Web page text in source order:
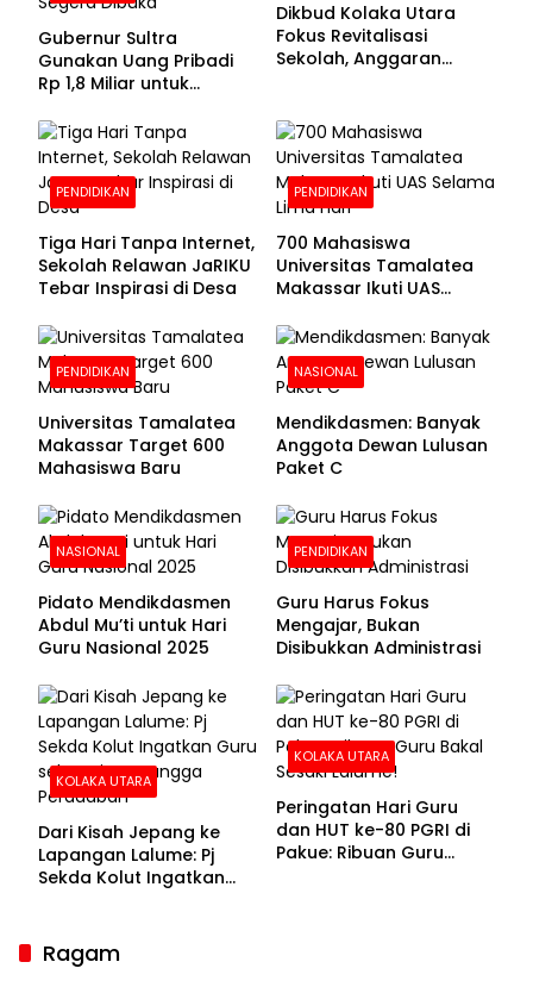
Gubernur Sultra
Gunakan Uang Pribadi
Rp 1,8 Miliar untuk
Pendaftaran Segera
Dibuka
Dikbud Kolaka Utara
Fokus Revitalisasi
Sekolah, Anggaran
PENDIDIKAN
Tiga Hari Tanpa Internet,
Sekolah Relawan JaRIKU
Tebar Inspirasi di Desa
PENDIDIKAN
700 Mahasiswa
Universitas Tamalatea
Makassar Ikuti UAS
PENDIDIKAN
Universitas Tamalatea
Makassar Target 600
Mahasiswa Baru
NASIONAL
Mendikdasmen: Banyak
Anggota Dewan Lulusan
Paket C
NASIONAL
Pidato Mendikdasmen
Abdul Mu’ti untuk Hari
Guru Nasional 2025
PENDIDIKAN
Guru Harus Fokus
Mengajar, Bukan
Disibukkan Administrasi
KOLAKA UTARA
Dari Kisah Jepang ke
Lapangan Lalume: Pj
Sekda Kolut Ingatkan
KOLAKA UTARA
Peringatan Hari Guru
dan HUT ke-80 PGRI di
Pakue: Ribuan Guru
Ragam
Sekda Kolaka Utara Hadiri RUPSLB BPR Bahteramas,